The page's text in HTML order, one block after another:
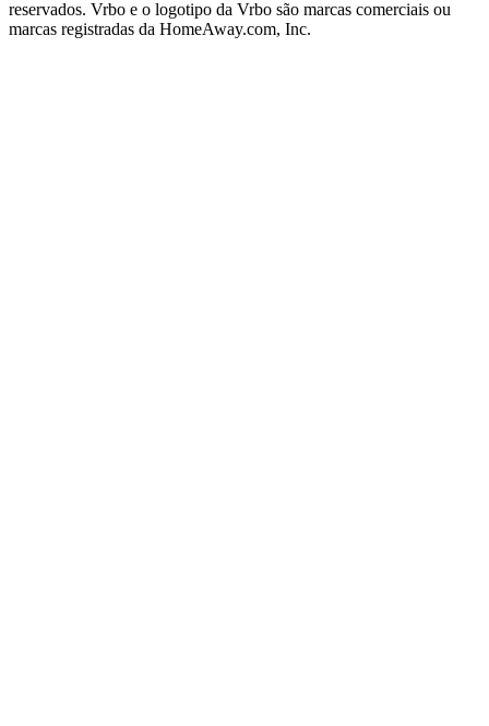
reservados. Vrbo e o logotipo da Vrbo são marcas comerciais ou
marcas registradas da HomeAway.com, Inc.